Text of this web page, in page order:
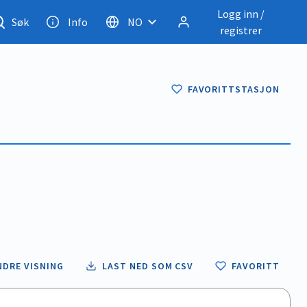
Søk Info NO
Logg inn /
registrer
FAVORITTSTASJON
VISNING LAST NED SOM CSV FAVORITT